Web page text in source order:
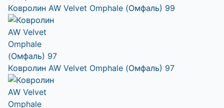
Ковролин AW Velvet Omphale (Омфаль) 99
Ковролин AW Velvet Omphale (Омфаль) 97